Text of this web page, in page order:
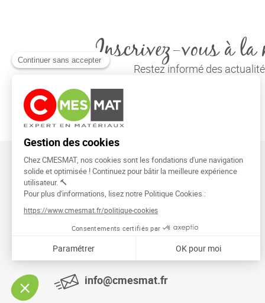
Inscrivez-vous à la
Restez informé des
CMESMAT
91026 EVRY COURCOURONNES
info@cmesmat.fr